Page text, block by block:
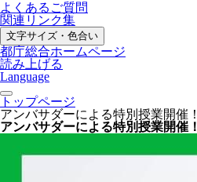
よくあるご質問
関連リンク集
文字サイズ・色合い
都庁総合ホームページ
読み上げる
Language
トップページ
アンバサダーによる特別授業開催！
アンバサダーによる特別授業開催！